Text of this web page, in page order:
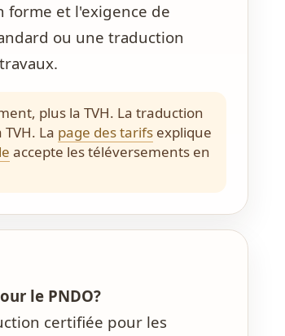
forme et l'exigence de
ou une traduction
plus la TVH. La traduction
La page des tarifs explique
accepte les téléversements en
le PNDO?
certifiée pour les